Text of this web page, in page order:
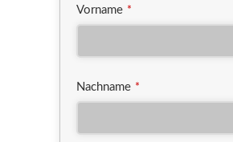
Vorname *
Nachname *